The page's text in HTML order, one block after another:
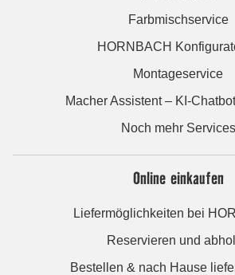
Farbmischservice
HORNBACH
Montageservice
Macher Assistent – KI-
Noch mehr Services
Online einkaufen
Liefermöglichkeiten bei
Reservieren und
Bestellen & nach Hause